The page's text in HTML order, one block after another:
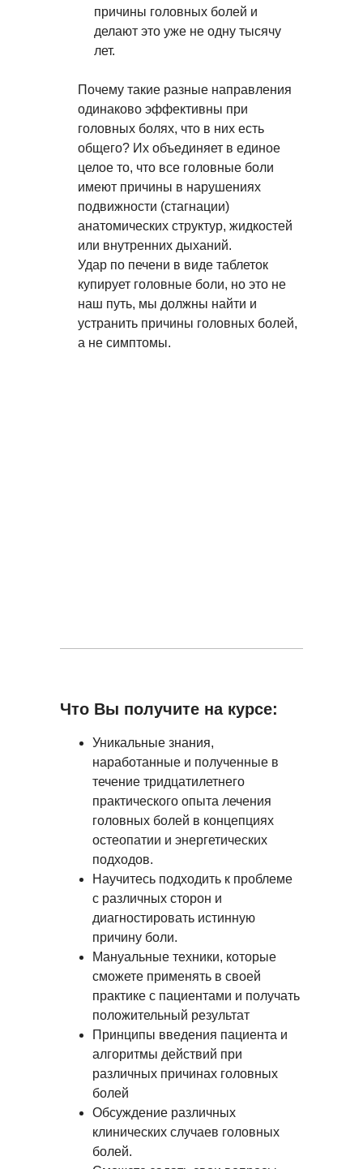
причины головных болей и
делают это уже не одну тысячу
лет.
Почему такие разные направления
одинаково эффективны при
головных болях, что в них есть
общего? Их объединяет в единое
целое то, что все головные боли
имеют причины в нарушениях
подвижности (стагнации)
анатомических структур, жидкостей
или внутренних дыханий.
Удар по печени в виде таблеток
купирует головные боли, но это не
наш путь, мы должны найти и
устранить причины головных болей,
а не симптомы.
Что Вы получите на курсе:
Уникальные знания,
наработанные и полученные в
течение тридцатилетнего
практического опыта лечения
головных болей в концепциях
остеопатии и энергетических
подходов.
Научитесь подходить к проблеме
с различных сторон и
диагностировать истинную
причину боли.
Мануальные техники, которые
сможете применять в своей
практике с пациентами и получать
положительный результат
Принципы введения пациента и
алгоритмы действий при
различных причинах головных
болей
Обсуждение различных
клинических случаев головных
болей.